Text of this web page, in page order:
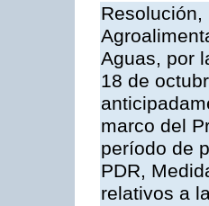
Aguas, por
18 de
marco del
período de
PDR,
relativos a